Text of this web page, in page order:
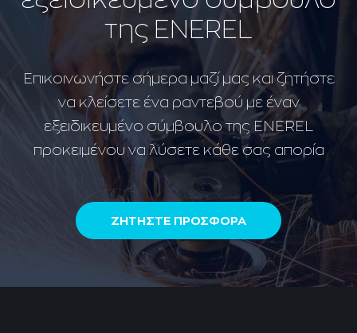
της ENEREL
Επικοινωνήστε σήμερα μαζί μας και ζητήστε
να κλείσετε ένα ραντεβού με έναν
εξειδικευμένο σύμβουλο της ENEREL
προκειμένου να λύσετε κάθε σας απορία
ΖΗΤΗΣΤΕ ΠΡΟΣΦΟΡΑ